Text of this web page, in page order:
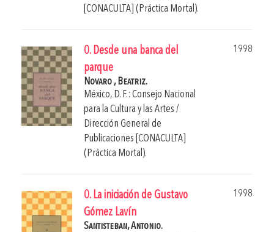
[CONACULTA] (Práctica Mortal).
0. Desde una banca del
parque
1998
Novaro , Beatriz.
México, D. F.: Consejo Nacional
para la Cultura y las Artes /
Dirección General de
Publicaciones [CONACULTA]
(Práctica Mortal).
0. La iniciación de Gustavo
Gómez Lavín
1998
Santisteban, Antonio.